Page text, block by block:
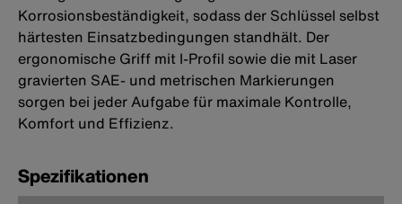
Korrosionsbeständigkeit, sodass der Schlüssel selbst
härtesten Einsatzbedingungen standhält. Der
ergonomische Griff mit I-Profil sowie die mit Laser
gravierten SAE- und metrischen Markierungen
sorgen bei jeder Aufgabe für maximale Kontrolle,
Komfort und Effizienz.
Spezifikationen